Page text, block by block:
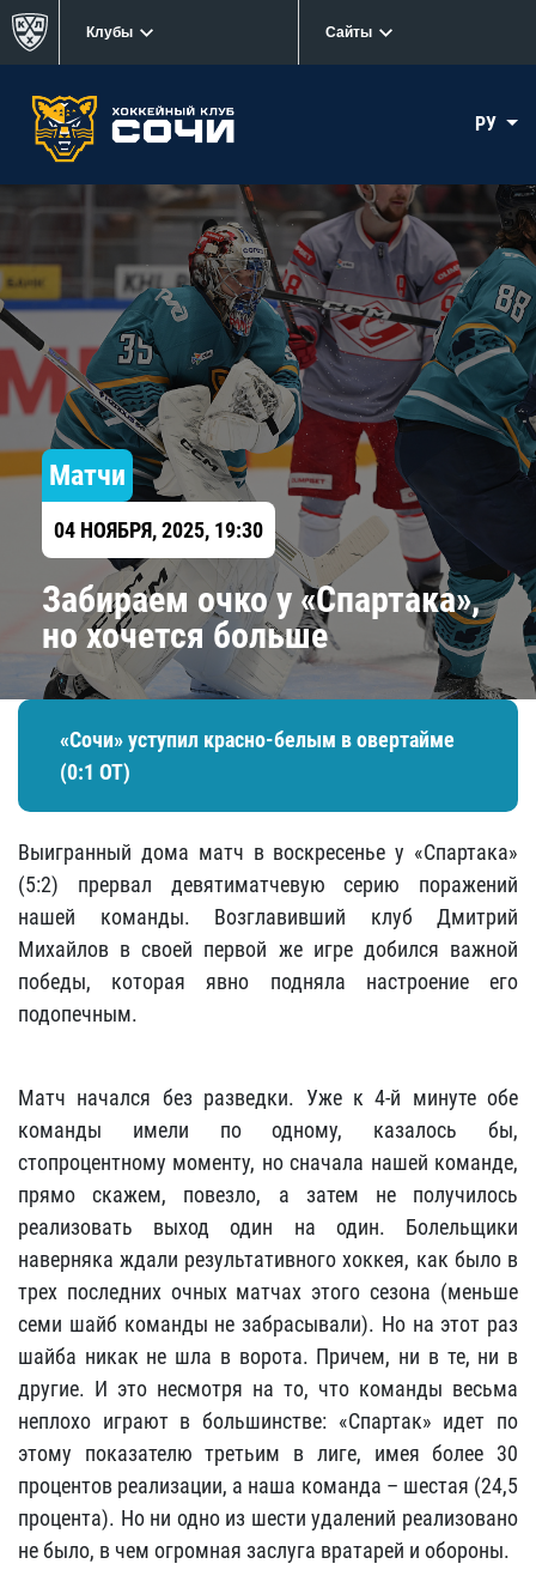
Клубы Сайты
РУ
Матчи
04 НОЯБРЯ, 2025, 19:30
Забираем очко у «Спартака»,
но хочется больше
«Сочи» уступил красно-белым в овертайме
(0:1 ОТ)
Выигранный дома матч в воскресенье у «Спартака»
(5:2) прервал девятиматчевую серию поражений
нашей команды. Возглавивший клуб Дмитрий
Михайлов в своей первой же игре добился важной
победы, которая явно подняла настроение его
подопечным.
Матч начался без разведки. Уже к 4-й минуте обе
команды имели по одному, казалось бы,
стопроцентному моменту, но сначала нашей команде,
прямо скажем, повезло, а затем не получилось
реализовать выход один на один. Болельщики
наверняка ждали результативного хоккея, как было в
трех последних очных матчах этого сезона (меньше
семи шайб команды не забрасывали). Но на этот раз
шайба никак не шла в ворота. Причем, ни в те, ни в
другие. И это несмотря на то, что команды весьма
неплохо играют в большинстве: «Спартак» идет по
этому показателю третьим в лиге, имея более 30
процентов реализации, а наша команда – шестая (24,5
процента). Но ни одно из шести удалений реализовано
не было, в чем огромная заслуга вратарей и обороны.